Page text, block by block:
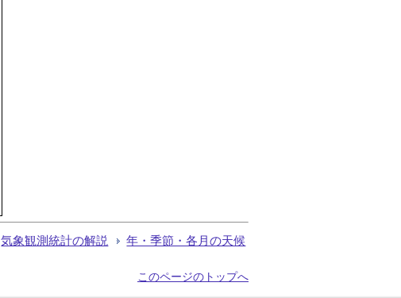
気象観測統計の解説 年・季節・各月の天候
このページのトップへ